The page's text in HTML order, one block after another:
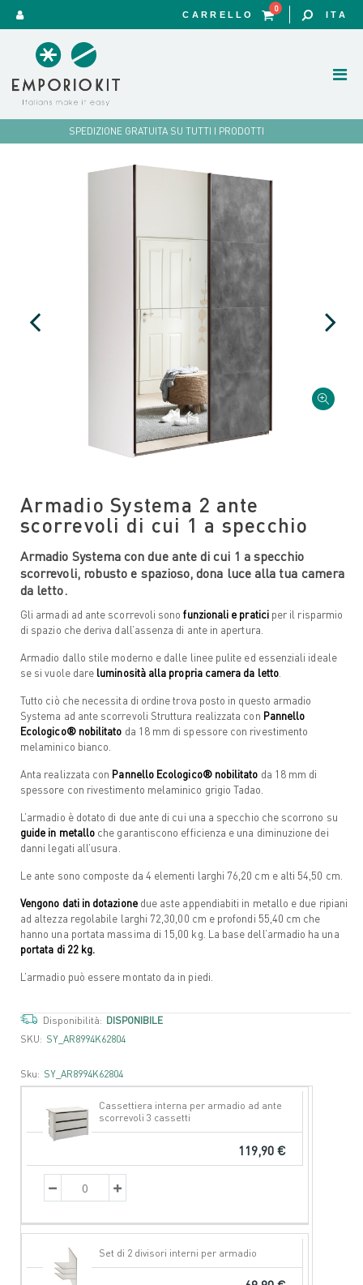
SPEDIZIONE GRATUITA SU TUTTI I PRODOTTI
CARRELLO
0
ITA
Armadio Systema 2 ante
scorrevoli di cui 1 a specchio
Armadio Systema con due ante di cui 1 a specchio
scorrevoli, robusto e spazioso, dona luce alla tua camera
da letto.
Gli armadi ad ante scorrevoli sono funzionali e praticiper il risparmio
di spazio che deriva dall’assenza di ante in apertura.
Armadio dallo stile moderno e dalle linee pulite ed essenziali ideale
se si vuole dare luminosità alla propria camera da letto.
Tutto ciò che necessita di ordine trova posto in questo armadio
Systema ad ante scorrevoli Struttura realizzata con Pannello
Ecologico® nobilitato da 18 mm di spessore con rivestimento
melaminico bianco.
Anta realizzata con Pannello Ecologico® nobilitato da 18 mm di
spessore con rivestimento melaminico grigio Tadao.
L’armadio è dotato di due ante di cui una a specchio che scorrono su
guide in metallo che garantiscono efficienza e una diminuzione dei
danni legati all’usura.
Le ante sono composte da 4 elementi larghi 76,20 cm e alti 54,50 cm.
Vengono dati in dotazionedue aste appendiabiti in metallo e due ripiani
ad altezza regolabile larghi 72,30,00 cm e profondi 55,40 cm che
hanno una portata massima di 15,00 kg. La base dell’armadio ha una
portata di 22 kg.
L’armadio può essere montato da in piedi.
Disponibilità: DISPONIBILE
SKU: SY_AR8994K62804
Sku: SY_AR8994K62804
NOME PRODOTTO PREZZO QTÀ
Cassettiera interna per armadio ad ante
scorrevoli 3 cassetti
119,90 €
Set di 2 divisori interni per armadio